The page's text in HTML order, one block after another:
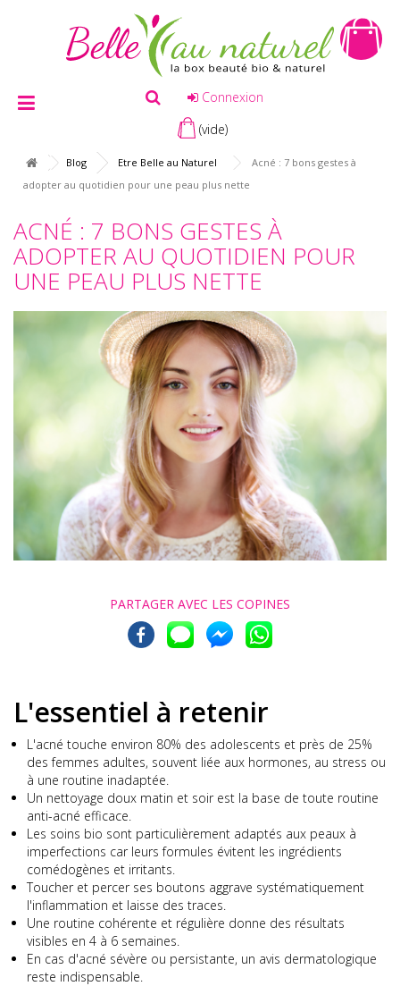
Connexion
(vide)
Blog Etre Belle au Naturel
Acné : 7 bons gestes à
adopter au quotidien pour une peau plus nette
ACNÉ : 7 BONS GESTES À
ADOPTER AU QUOTIDIEN POUR
UNE PEAU PLUS NETTE
PARTAGER AVEC LES COPINES
L'essentiel à retenir
L'acné touche environ 80% des adolescents et près de 25%
des femmes adultes, souvent liée aux hormones, au stress ou
à une routine inadaptée.
Un nettoyage doux matin et soir est la base de toute routine
anti-acné efficace.
Les soins bio sont particulièrement adaptés aux peaux à
imperfections car leurs formules évitent les ingrédients
comédogènes et irritants.
Toucher et percer ses boutons aggrave systématiquement
l'inflammation et laisse des traces.
Une routine cohérente et régulière donne des résultats
visibles en 4 à 6 semaines.
En cas d'acné sévère ou persistante, un avis dermatologique
reste indispensable.